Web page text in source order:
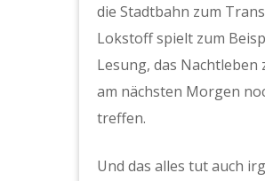
die Stadtbahn zum
Lokstoff spielt zum
Lesung, das
am nächsten Morgen
treffen.
Und das alles tut auch